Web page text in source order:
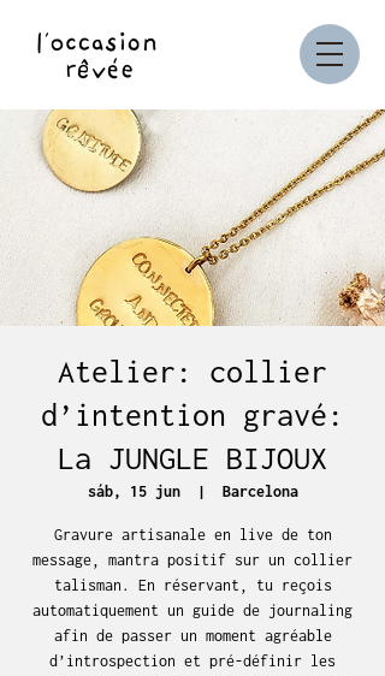
Atelier: collier
d’intention gravé:
La JUNGLE BIJOUX
sáb, 15 jun
  |
Barcelona
Gravure artisanale en live de ton
message, mantra positif sur un collier
talisman. En réservant, tu reçois
automatiquement un guide de journaling
afin de passer un moment agréable
d’introspection et pré-définir les